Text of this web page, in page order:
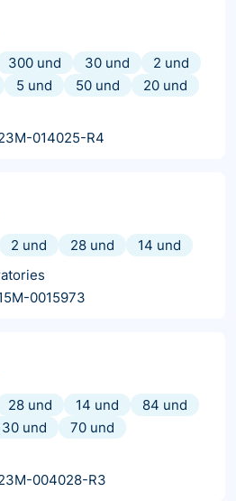
300 und 30 und
2 und
5 und 50 und
20 und
014025-R4
2 und 28 und
14 und
0015973
28 und 14 und
84 und
30 und
70 und
004028-R3